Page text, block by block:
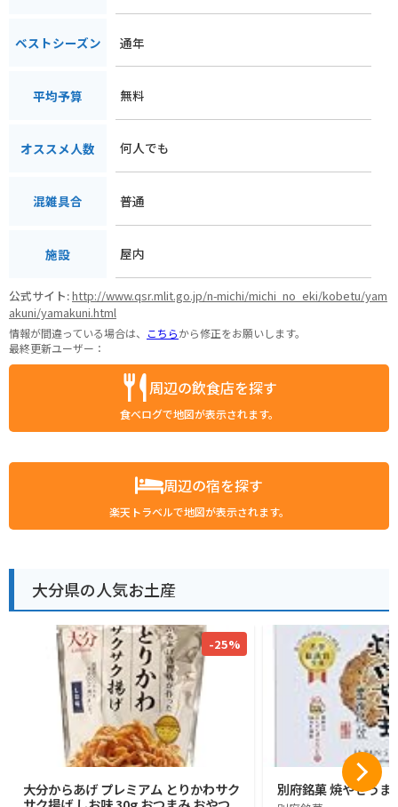
ベストシーズン 通年
平均予算 無料
オススメ人数 何人でも
混雑具合 普通
施設 屋内
公式サイト:http://www.qsr.mlit.go.jp/n-michi/michi_no_eki/kobetu/yam
akuni/yamakuni.html
情報が間違っている場合は、 こちらから修正をお願いします。
最終更新ユーザー：
周辺の飲食店を探す
食べログで地図が表示されます。
周辺の宿を探す
楽天トラベルで地図が表示されます。
大分県の人気お土産
-25%
大分からあげ プレミアム とりかわサク
別府銘菓 焼やせうま